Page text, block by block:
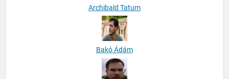
Archibald Tatum
Bakó Ádám